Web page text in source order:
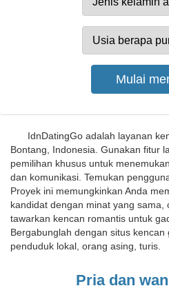
IdnDatingGo adalah layanan
Bontang, Indonesia. Gunakan fitur
pemilihan khusus untuk
dan komunikasi. Temukan
Proyek ini memungkinkan Anda
kandidat dengan minat yang sama,
tawarkan kencan romantis untuk
Bergabunglah dengan situs
penduduk lokal, orang asing, turis.
Pria dan